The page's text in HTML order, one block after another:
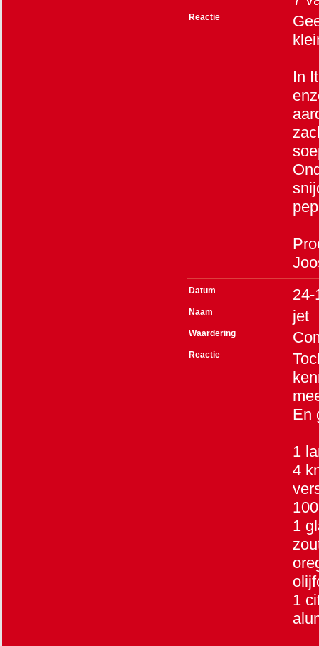
Reactie
In
Datum 24-
Naam jet
Waardering
Reactie
En
1
4
1
1